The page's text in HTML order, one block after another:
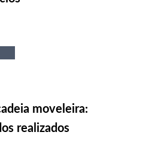
moveleira:
realizados